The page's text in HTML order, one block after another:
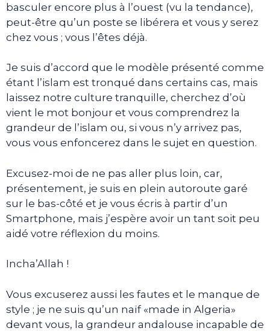
basculer encore plus à l’ouest (vu la tendance),
peut-être qu’un poste se libérera et vous y serez
chez vous ; vous l’êtes déjà.
Je suis d’accord que le modèle présenté comme
étant l’islam est tronqué dans certains cas, mais
laissez notre culture tranquille, cherchez d’où
vient le mot bonjour et vous comprendrez la
grandeur de l’islam ou, si vous n’y arrivez pas,
vous vous enfoncerez dans le sujet en question.
Excusez-moi de ne pas aller plus loin, car,
présentement, je suis en plein autoroute garé
sur le bas-côté et je vous écris à partir d’un
Smartphone, mais j’espère avoir un tant soit peu
aidé votre réflexion du moins.
Incha’Allah !
Vous excuserez aussi les fautes et le manque de
style ; je ne suis qu’un naïf «made in Algeria»
devant vous, la grandeur andalouse incapable de